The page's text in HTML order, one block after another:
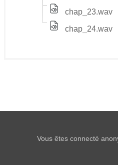
chap_23.wav
chap_24.wav
Vous êtes connecté